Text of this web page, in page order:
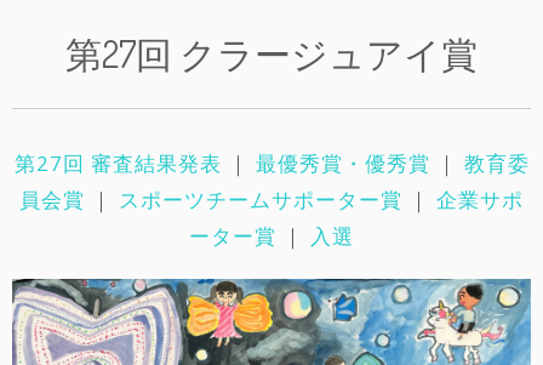
第27回 クラージュアイ賞
第27回 審査結果発表 ｜ 最優秀賞・優秀賞 ｜ 教育委
員会賞 ｜ スポーツチームサポーター賞 ｜ 企業サポ
ーター賞 ｜ 入選